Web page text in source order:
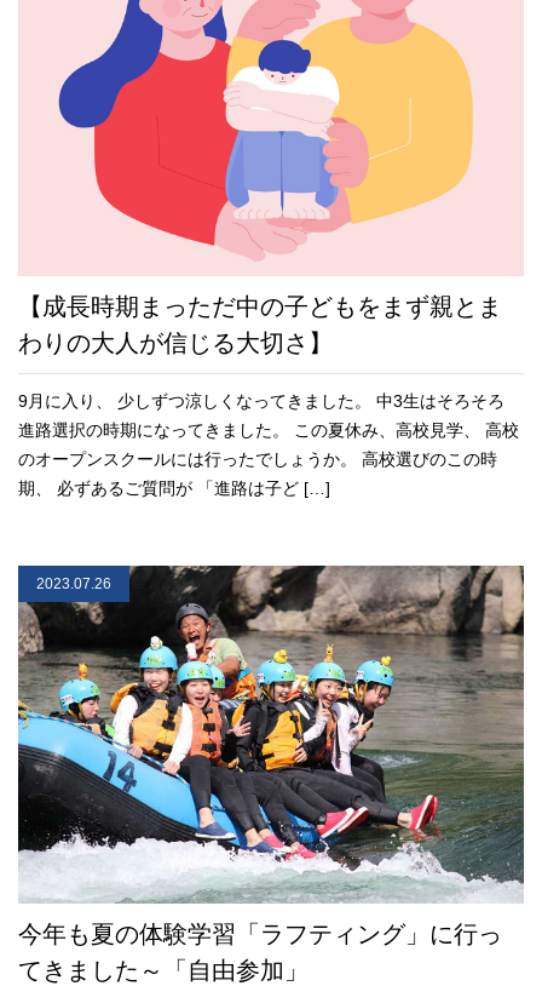
【成長時期まっただ中の子どもをまず親とま
わりの大人が信じる大切さ】
9月に入り、 少しずつ涼しくなってきました。 中3生はそろそろ
進路選択の時期になってきました。 この夏休み、高校見学、 高校
のオープンスクールには行ったでしょうか。 高校選びのこの時
期、 必ずあるご質問が 「進路は子ど […]
2023.07.26
今年も夏の体験学習「ラフティング」に行っ
てきました～「自由参加」